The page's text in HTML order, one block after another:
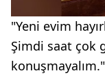
"Yeni evim
Şimdi saat çok
konuşmayalım."